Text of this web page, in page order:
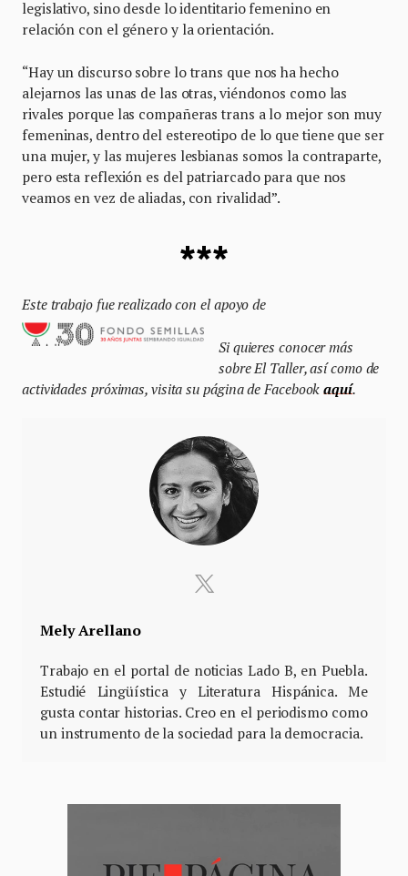
legislativo, sino desde lo identitario femenino en
relación con el género y la orientación.
“Hay un discurso sobre lo trans que nos ha hecho
alejarnos las unas de las otras, viéndonos como las
rivales porque las compañeras trans a lo mejor son muy
femeninas, dentro del estereotipo de lo que tiene que ser
una mujer, y las mujeres lesbianas somos la contraparte,
pero esta reflexión es del patriarcado para que nos
veamos en vez de aliadas, con rivalidad”.
***
Este trabajo fue realizado con el apoyo de
Si quieres conocer más
sobre El Taller, así como de
actividades próximas, visita su página de Facebookaquí.
Mely Arellano
Trabajo en el portal de noticias Lado B, en Puebla.
Estudié Lingüística y Literatura Hispánica. Me
gusta contar historias. Creo en el periodismo como
un instrumento de la sociedad para la democracia.